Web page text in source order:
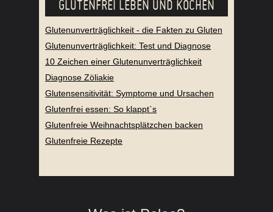
GLUTENFREI LEBEN UND KOCHEN
Glutenunverträglichkeit - die Fakten zu Gluten
Glutenunverträglichkeit: Test und Diagnose
10 Zeichen einer Glutenunverträglichkeit
Diagnose Zöliakie
Glutensensitivität: Symptome und Ursachen
Glutenfrei essen: So klappt`s
Glutenfreie Weihnachtsplätzchen backen